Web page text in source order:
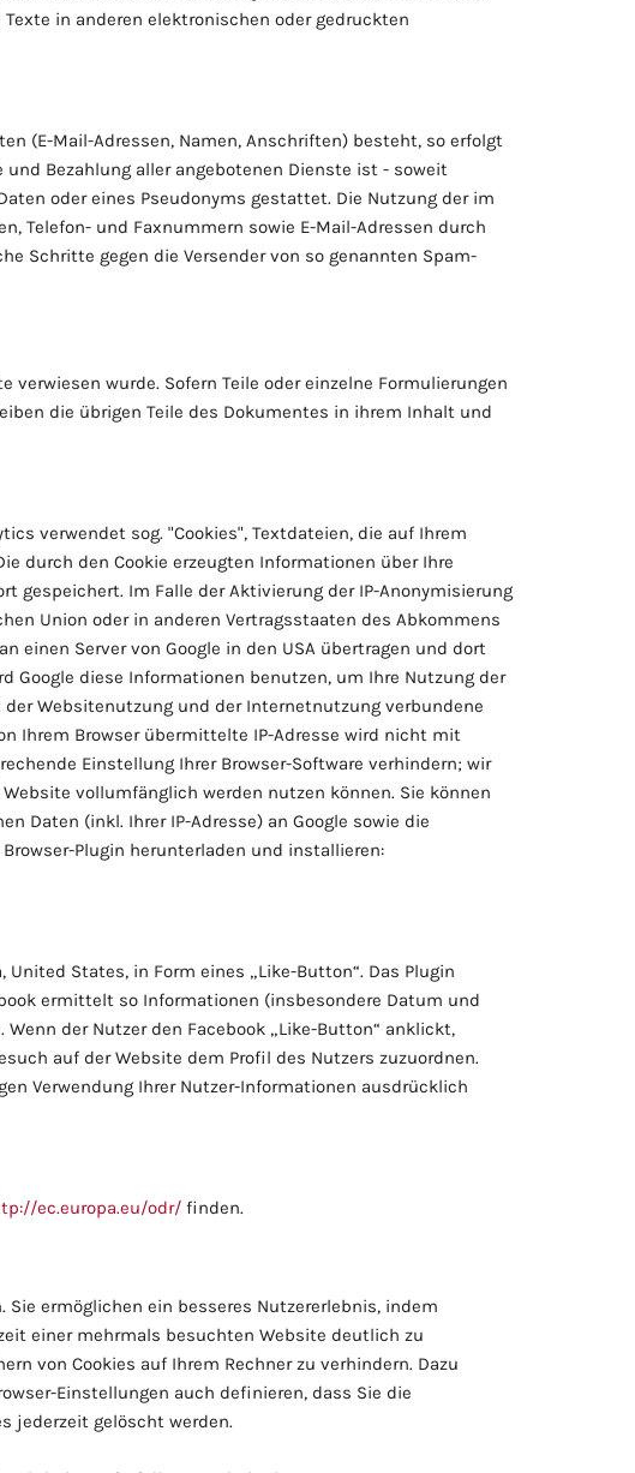
in anderen elektronischen oder gedruckten
(E-Mail-Adressen, Namen, Anschriften) besteht, so erfolgt
Bezahlung aller angebotenen Dienste ist - soweit
oder eines Pseudonyms gestattet. Die Nutzung der im
Telefon- und Faxnummern sowie E-Mail-Adressen durch
Schritte gegen die Versender von so genannten Spam-
wurde. Sofern Teile oder einzelne Formulierungen
die übrigen Teile des Dokumentes in ihrem Inhalt und
verwendet sog. "Cookies", Textdateien, die auf Ihrem
durch den Cookie erzeugten Informationen über Ihre
gespeichert. Im Falle der Aktivierung der IP-Anonymisierung
Union oder in anderen Vertragsstaaten des Abkommens
einen Server von Google in den USA übertragen und dort
Google diese Informationen benutzen, um Ihre Nutzung der
Websitenutzung und der Internetnutzung verbundene
Ihrem Browser übermittelte IP-Adresse wird nicht mit
Einstellung Ihrer Browser-Software verhindern; wir
vollumfänglich werden nutzen können. Sie können
Daten (inkl. Ihrer IP-Adresse) an Google sowie die
Plugin herunterladen und installieren:
States, in Form eines „Like-Button“. Das Plugin
ermittelt so Informationen (insbesondere Datum und
der Nutzer den Facebook „Like-Button“ anklickt,
auf der Website dem Profil des Nutzers zuzuordnen.
Verwendung Ihrer Nutzer-Informationen ausdrücklich
ec.europa.eu/odr/ finden.
ermöglichen ein besseres Nutzererlebnis, indem
einer mehrmals besuchten Website deutlich zu
von Cookies auf Ihrem Rechner zu verhindern. Dazu
Einstellungen auch definieren, dass Sie die
jederzeit gelöscht werden.